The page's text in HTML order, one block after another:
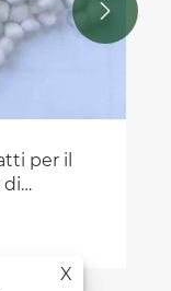
per il
di

X